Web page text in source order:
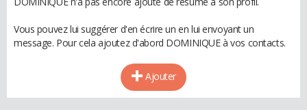
Vous pouvez lui suggérer d'en écrire un en lui envoyant un
message. Pour cela ajoutez d'abord DOMINIQUE à vos contacts.
Ajouter